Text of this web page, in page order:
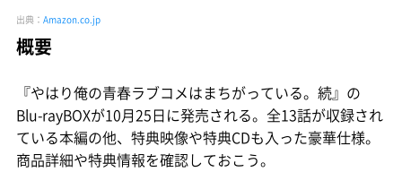
出典： Amazon.co.jp
概要
『やはり俺の青春ラブコメはまちがっている。続』の
Blu-rayBOXが10月25日に発売される。全13話が収録され
ている本編の他、特典映像や特典CDも入った豪華仕様。
商品詳細や特典情報を確認しておこう。